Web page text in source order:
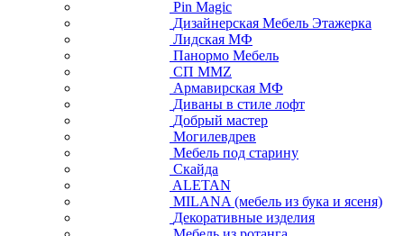
Pin Magic
Дизайнерская Мебель Этажерка
Лидская МФ
Панормо Мебель
СП ММZ
Армавирская МФ
Диваны в стиле лофт
Добрый мастер
Могилевдрев
Мебель под старину
Скайда
ALETAN
MILANA (мебель из бука и ясеня)
Декоративные изделия